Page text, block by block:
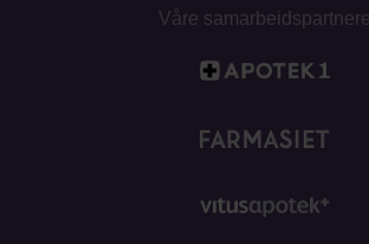
Våre samarbeidspartnere